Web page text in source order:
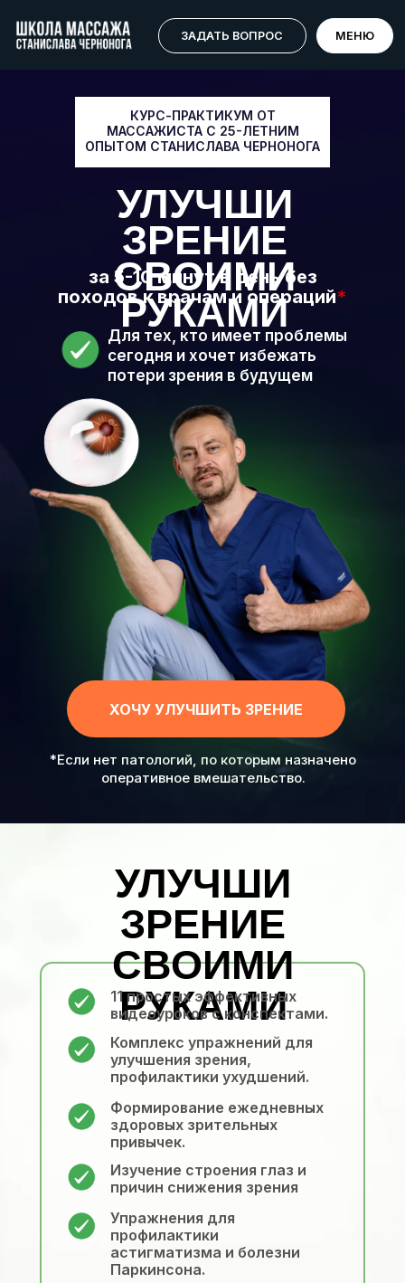
ХОЧУ УЛУЧШИТЬ ЗРЕНИЕ
ЗАДАТЬ ВОПРОС
УЛУЧШИ
ЗРЕНИЕ
СВОИМИ
РУКАМИ
за 5-10 минут в день без
походов к врачам и операций*
*Если нет патологий, по которым назначено
оперативное вмешательство.
Для тех, кто имеет проблемы
сегодня и хочет избежать
потери зрения в будущем
КУРС-ПРАКТИКУМ ОТ
МАССАЖИСТА С 25-ЛЕТНИМ
ОПЫТОМ СТАНИСЛАВА ЧЕРНОНОГА
ХОЧУ УЛУЧШИТЬ ЗРЕНИЕ
УЛУЧШИ
ЗРЕНИЕ
СВОИМИ
РУКАМИ
11 простых эффективных
видеоуроков с конспектами.
Комплекс упражнений для
улучшения зрения,
профилактики ухудшений.
Формирование ежедневных
здоровых зрительных
привычек.
Изучение строения глаз и
причин снижения зрения
Упражнения для
профилактики
астигматизма и болезни
Паркинсона.